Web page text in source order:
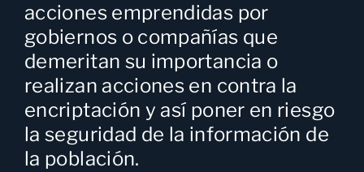
acciones emprendidas por
gobiernos o compañías que
demeritan su importancia o
realizan acciones en contra la
encriptación y así poner en riesgo
la seguridad de la información de
la población.